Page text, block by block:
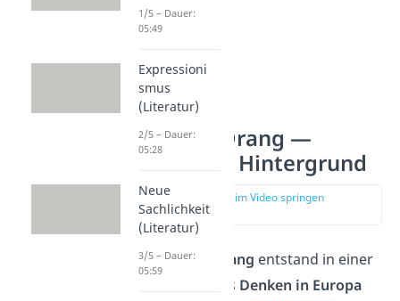
Sturm und Drang —
Historischer Hintergrund
zur Stelle im Video springen
(00:58)
Sturm und Drang entstand in einer
Zeit, in der sich das Denken in Europa
1/5 – Dauer:
05:49
Expressioni
smus
(Literatur)
2/5 – Dauer:
05:28
Neue
Sachlichkeit
(Literatur)
3/5 – Dauer:
05:59